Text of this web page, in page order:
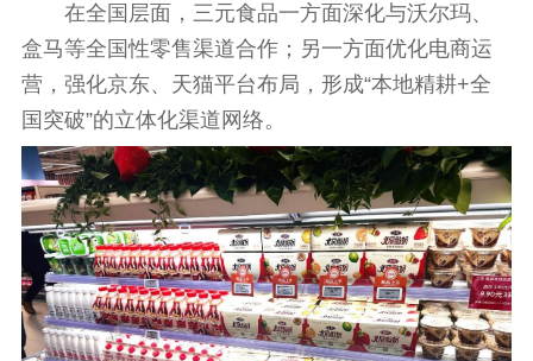
在全国层面，三元食品一方面深化与沃尔玛、
盒马等全国性零售渠道合作；另一方面优化电商运
营，强化京东、天猫平台布局，形成“本地精耕+全
国突破”的立体化渠道网络。